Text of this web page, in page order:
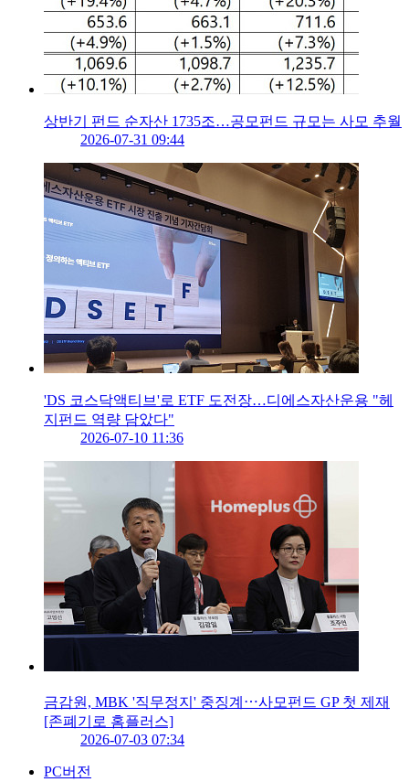
상반기 펀드 순자산 1735조…공모펀드 규모는 사모 추월
2026-07-31 09:44
'DS 코스닥액티브'로 ETF 도전장…디에스자산운용 "헤
지펀드 역량 담았다"
2026-07-10 11:36
금감원, MBK '직무정지' 중징계⋯사모펀드 GP 첫 제재
[존폐기로 홈플러스]
2026-07-03 07:34
PC버전